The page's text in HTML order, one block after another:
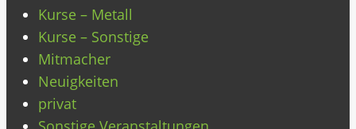
Kurse – Metall
Kurse – Sonstige
Mitmacher
Neuigkeiten
privat